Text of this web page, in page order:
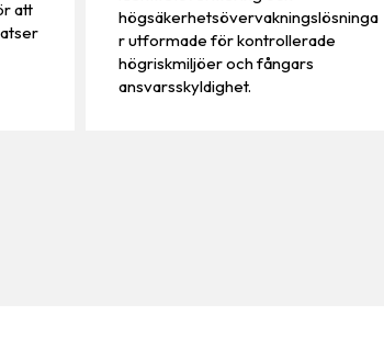
att
högsäkerhetsövervakningslösninga
r utformade för kontrollerade
högriskmiljöer och fångars
ansvarsskyldighet.